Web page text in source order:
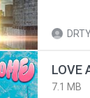
LOVE
7.1 MB